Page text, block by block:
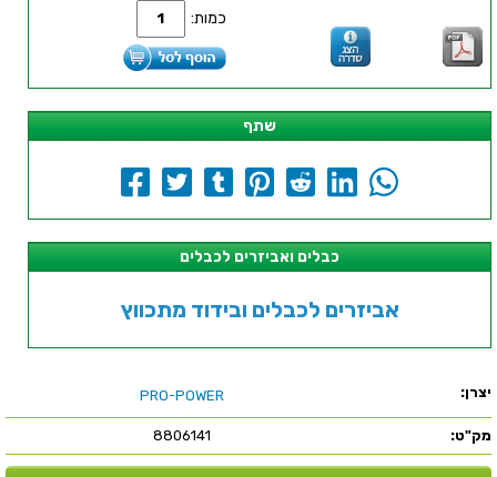
כמות:
שתף
כבלים ואביזרים לכבלים
אביזרים לכבלים ובידוד מתכווץ
יצרן: PRO-POWER
מק"ט: 8806141